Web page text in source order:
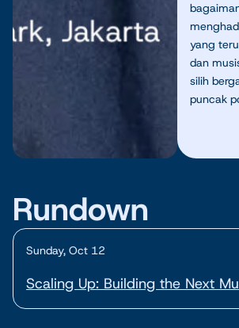
yang
dan
silih
puncak
Rundown
Sunday, Oct 12
Scaling Up: Building the Next